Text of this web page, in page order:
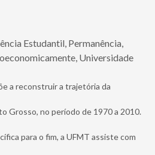
Estudantil, Permanência,
Universidade
a reconstruir a trajetória da
Grosso, no período de 1970 a 2010.
para o fim, a UFMT assiste com